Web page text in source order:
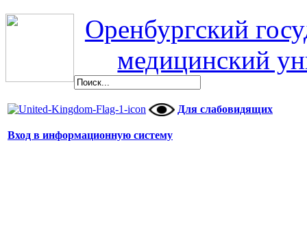
Оренбургский
медицинский
Для слабовидящих
Вход в информационную систему